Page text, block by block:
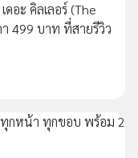
อะ คิลเลอร์ (The
499 บาท ที่สายรีวิว